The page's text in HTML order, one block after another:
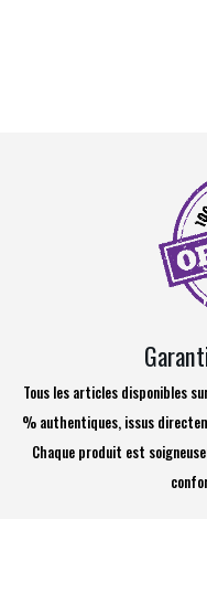
Tous les articles disponibles
% authentiques, issus
Chaque produit est